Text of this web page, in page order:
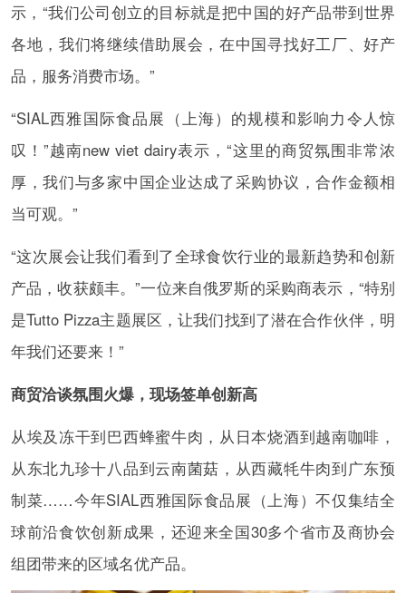
示，“我们公司创立的目标就是把中国的好产品带到世界
各地，我们将继续借助展会，在中国寻找好工厂、好产
品，服务消费市场。”
“SIAL西雅国际食品展（上海）的规模和影响力令人惊
叹！”越南new viet dairy表示，“这里的商贸氛围非常浓
厚，我们与多家中国企业达成了采购协议，合作金额相
当可观。”
“这次展会让我们看到了全球食饮行业的最新趋势和创新
产品，收获颇丰。”一位来自俄罗斯的采购商表示，“特别
是Tutto Pizza主题展区，让我们找到了潜在合作伙伴，明
年我们还要来！”
商贸洽谈氛围火爆，现场签单创新高
从埃及冻干到巴西蜂蜜牛肉，从日本烧酒到越南咖啡，
从东北九珍十八品到云南菌菇，从西藏牦牛肉到广东预
制菜……今年SIAL西雅国际食品展（上海）不仅集结全
球前沿食饮创新成果，还迎来全国30多个省市及商协会
组团带来的区域名优产品。